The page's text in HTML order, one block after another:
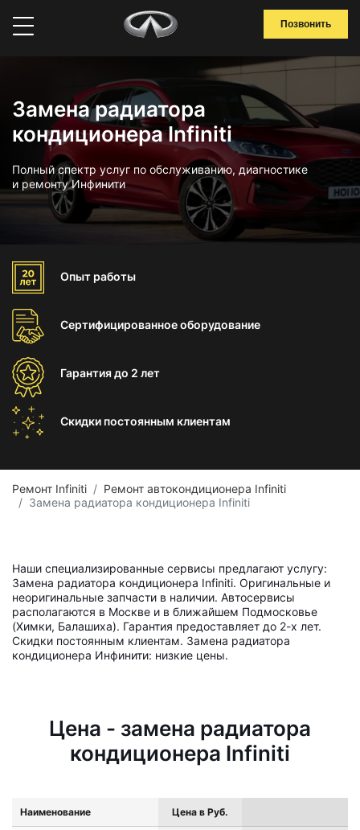
Позвонить
Замена радиатора
кондиционера Infiniti
Полный спектр услуг по обслуживанию, диагностике
и ремонту Инфинити
Опыт работы
Сертифицированноеоборудование
Гарантиядо 2 лет
Скидки постоянным клиентам
Ремонт Infiniti
Ремонт автокондиционера Infiniti
Замена радиатора кондиционера Infiniti
Наши специализированные сервисы предлагают услугу:
Замена радиатора кондиционера Infiniti. Оригинальные и
неоригинальные запчасти в наличии. Автосервисы
располагаются в Москве и в ближайшем Подмосковье
(Химки, Балашиха). Гарантия предоставляет до 2-х лет.
Скидки постоянным клиентам. Замена радиатора
кондиционера Инфинити: низкие цены.
Цена - замена радиатора
кондиционера Infiniti
Наименование Цена в Руб.